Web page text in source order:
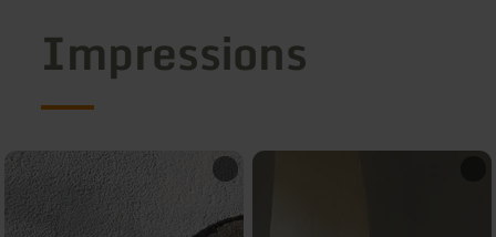
Impressions